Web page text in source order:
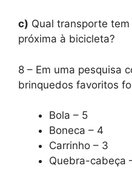
c) Qual transporte
próxima à bicicleta?
8 – Em uma pesquisa
brinquedos favoritos
Bola – 5
Boneca – 4
Carrinho – 3
Quebra-cabeça